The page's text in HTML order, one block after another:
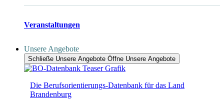
Veranstaltungen
Unsere Angebote
Schließe Unsere Angebote Öffne Unsere Angebote
Die Berufsorientierungs-Datenbank für das Land
Brandenburg